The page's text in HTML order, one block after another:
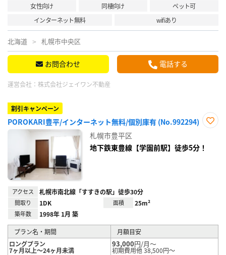
女性向け 同棲向け
ペット可
インターネット無料
wifiあり
北海道 札幌市中央区
お問合わせ 電話する
運営会社： 株式会社ジェイワン不動産
割引キャンペーン
POROKARI豊平/インターネット無料/個別庫有 (No.992294)
り登
録
札幌市豊平区
地下鉄東豊線【学園前駅】徒歩5分！
アクセス 札幌市南北線「すすきの駅」徒歩30分
間取り 1DK 面積 25m²
築年数 1998年 1月 築
プラン名・期間
月額目安
ロングプラン
7ヶ月以上～24ヶ月未満
93,000円/月～
初期費用他 38,500円～